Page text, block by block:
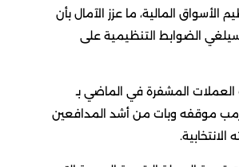
الأسواق المالية، ما عزز الآمال بأن
سيلغي الضوابط التنظيمية على
المشفرة في الماضي بـ
ترمب موقفه وبات من أشد المدافعين
الانتخابية.